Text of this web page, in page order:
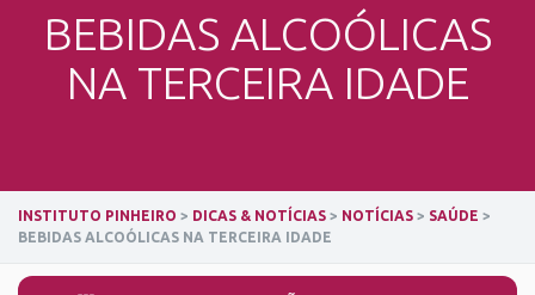
BEBIDAS ALCOÓLICAS
NA TERCEIRA IDADE
INSTITUTO PINHEIRO > DICAS & NOTÍCIAS > NOTÍCIAS > SAÚDE >
BEBIDAS ALCOÓLICAS NA TERCEIRA IDADE